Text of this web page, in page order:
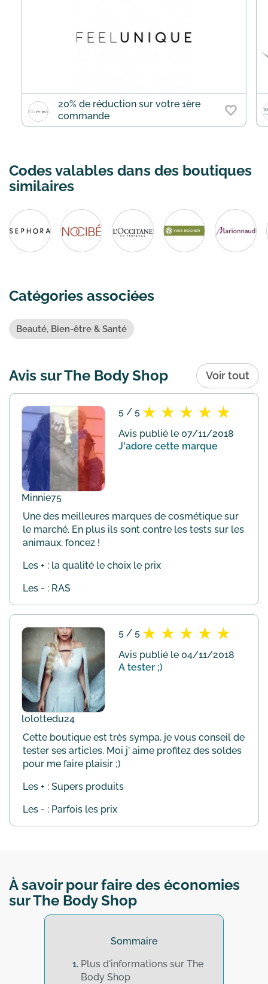
20% de réduction sur votre 1ère
commande
Codes valables dans des boutiques
similaires
Catégories associées
Beauté, Bien-être & Santé
Avis sur The Body Shop Voir tout
Minnie75
5 / 5
Avis publié le 07/11/2018
J'adore cette marque
Une des meilleures marques de cosmétique sur
le marché. En plus ils sont contre les tests sur les
animaux, foncez !
Les + : la qualité le choix le prix
Les - : RAS
lolottedu24
5 / 5
Avis publié le 04/11/2018
A tester ;)
Cette boutique est très sympa, je vous conseil de
tester ses articles. Moi j' aime profitez des soldes
pour me faire plaisir ;)
Les + : Supers produits
Les - : Parfois les prix
À savoir pour faire des économies
sur The Body Shop
Sommaire
Plus d'informations sur The
Body Shop